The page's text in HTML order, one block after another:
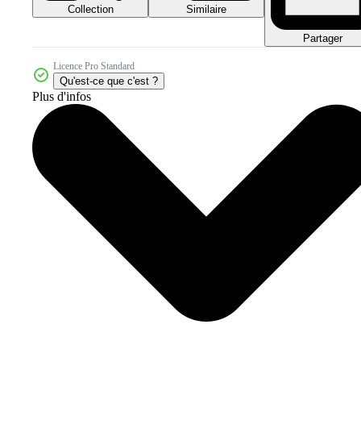
Collection Similaire
Partager
Licence Pro Standard
Qu'est-ce que c'est ?
Plus d'infos